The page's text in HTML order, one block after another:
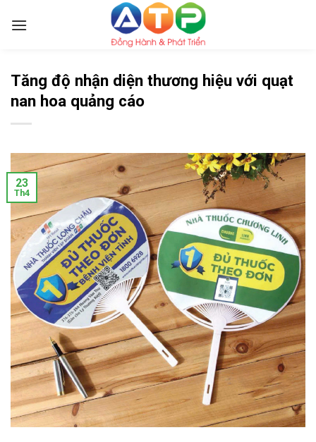
Tăng độ nhận diện thương hiệu với quạt
nan hoa quảng cáo
23
Th4